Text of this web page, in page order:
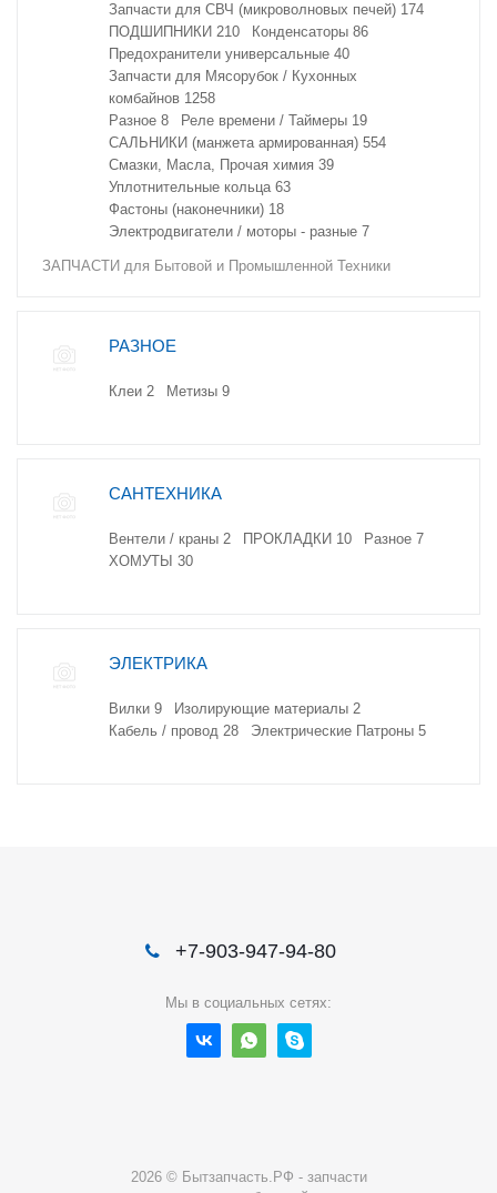
Запчасти для СВЧ (микроволновых печей) 174
ПОДШИПНИКИ 210 Конденсаторы 86
Предохранители универсальные 40
Запчасти для Мясорубок / Кухонных
комбайнов 1258
Разное 8 Реле времени / Таймеры 19
САЛЬНИКИ (манжета армированная) 554
Смазки, Масла, Прочая химия 39
Уплотнительные кольца 63
Фастоны (наконечники) 18
Электродвигатели / моторы - разные 7
ЗАПЧАСТИ для Бытовой и Промышленной Техники
РАЗНОЕ
Клеи 2 Метизы 9
САНТЕХНИКА
Вентели / краны 2 ПРОКЛАДКИ 10 Разное 7
ХОМУТЫ 30
ЭЛЕКТРИКА
Вилки 9 Изолирующие материалы 2
Кабель / провод 28 Электрические Патроны 5
+7-903-947-94-80
Мы в социальных сетях:
2026 © Бытзапчасть.РФ - запчасти